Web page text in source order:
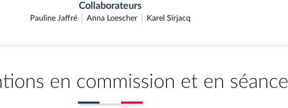
Collaborateurs
Pauline Jaffré Anna Loescher Karel Sirjacq
en commission et en séance